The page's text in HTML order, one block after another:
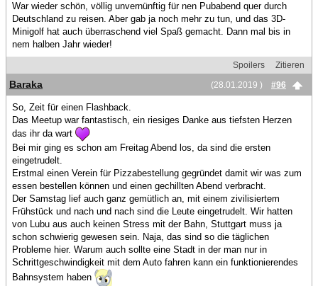
War wieder schön, völlig unvernünftig für nen Pubabend quer durch
Deutschland zu reisen. Aber gab ja noch mehr zu tun, und das 3D-
Minigolf hat auch überraschend viel Spaß gemacht. Dann mal bis in
nem halben Jahr wieder!
Spoilers
Zitieren
(28.01.2019 )
#96
Baraka
So, Zeit für einen Flashback.
Das Meetup war fantastisch, ein riesiges Danke aus tiefsten Herzen
das ihr da wart
Bei mir ging es schon am Freitag Abend los, da sind die ersten
eingetrudelt.
Erstmal einen Verein für Pizzabestellung gegründet damit wir was zum
essen bestellen können und einen gechillten Abend verbracht.
Der Samstag lief auch ganz gemütlich an, mit einem zivilisiertem
Frühstück und nach und nach sind die Leute eingetrudelt. Wir hatten
von Lubu aus auch keinen Stress mit der Bahn, Stuttgart muss ja
schon schwierig gewesen sein. Naja, das sind so die täglichen
Probleme hier. Warum auch sollte eine Stadt in der man nur in
Schrittgeschwindigkeit mit dem Auto fahren kann ein funktionierendes
Bahnsystem haben